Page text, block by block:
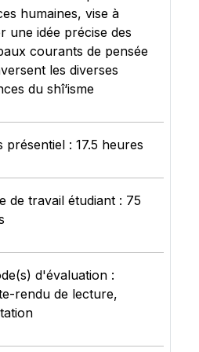
humaines, vise à
une idée précise des
courants de pensée
les diverses
du shî‘isme
présentiel : 17.5 heures
de travail étudiant : 75
d'évaluation :
rendu de lecture,